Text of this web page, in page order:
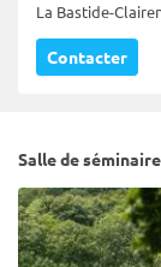
La Bastide-
Contacter
Salle de